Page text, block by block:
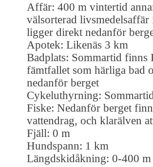
Affär: 400 m vintertid
välsorterad livsmedelsaffär
ligger direkt nedanför
Apotek: Likenäs 3 km
Badplats: Sommartid finns
fämtfallet som härliga bad
nedanför berget
Cykeluthyrning:
Fiske: Nedanför berget
vattendrag, och klarälven
Fjäll: 0 m
Hundspann: 1 km
Längdskidåkning: 0-400 m